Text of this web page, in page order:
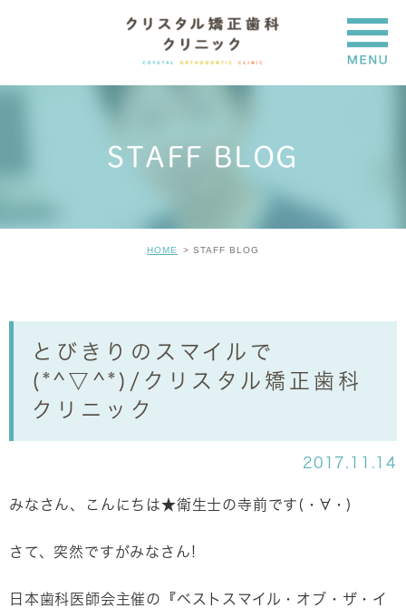
STAFF BLOG
HOME STAFF BLOG
とびきりのスマイルで
(*^▽^*)/クリスタル矯正歯科
クリニック
2017.11.14
みなさん、こんにちは★衛生士の寺前です(・∀・)
さて、突然ですがみなさん!
日本歯科医師会主催の『ベストスマイル・オブ・ザ・イ